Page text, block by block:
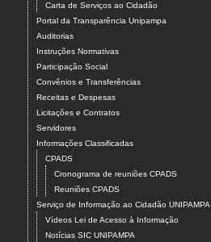
Carta de Serviços ao Cidadão
Portal da Transparência Unipampa
Auditorias
Instruções Normativas
Participação Social
Convênios e Transferências
Receitas e Despesas
Licitações e Contratos
Servidores
Informações Classificadas
CPADS
Cronograma de reuniões CPADS
Reuniões CPADS
Serviço de Informação ao Cidadão UNIPAMPA
Vídeos Lei de Acesso à Informação
Notícias SIC UNIPAMPA